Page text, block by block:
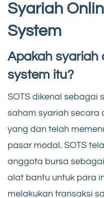
Syariah
System
Apakah syariah
system itu?
SOTS dikenal sebagai
saham syariah secara
yang dan telah
pasar modal. SOTS
anggota bursa
alat bantu untuk para
melakukan transaksi